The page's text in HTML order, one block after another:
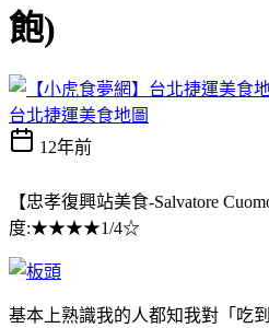
飽)
台北捷運美食地圖
12年前
【忠孝復興站美食-Salvatore
度:★★★★1/4☆
基本上熟識我的人都知我對「吃